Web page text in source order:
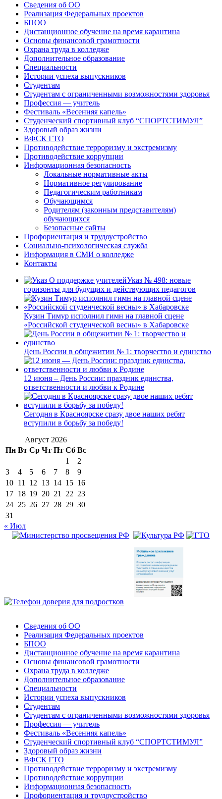
Сведения об ОО
Реализация Федеральных проектов
БПОО
Дистанционное обучение на время карантина
Основы финансовой грамотности
Охрана труда в колледже
Дополнительное образование
Специальности
Истории успеха выпускников
Студентам
Студентам с ограниченными возможностями здоровья
Профессия — учитель
Фестиваль «Весенняя капель»
Студенческий спортивный клуб “СПОРТСТИМУЛ”
Здоровый образ жизни
ВФСК ГТО
Противодействие терроризму и экстремизму
Противодействие коррупции
Информационная безопасность
Локальные нормативные акты
Нормативное регулирование
Педагогическим работникам
Обучающимся
Родителям (законным представителям)
обучающихся
Безопасные сайты
Профориентация и трудоустройство
Социально-психологическая служба
Информация в СМИ о колледже
Контакты
Указ № 498: новые
горизонты для будущих и действующих педагогов
Кузин Тимур исполнил гимн на главной сцене
«Российской студенческой весны» в Хабаровске
День России в общежитии № 1: творчество и единство
12 июня – День России: праздник единства,
ответственности и любви к Родине
Сегодня в Красноярске сразу двое наших ребят
вступили в борьбу за победу!
Август 2026
Пн Вт Ср Чт Пт Сб Вс
1
2
3
4 5 6 7 8
9
10 11 12 13 14 15 16
17 18 19 20 21 22 23
24 25 26 27 28 29 30
31
« Июл
Сведения об ОО
Реализация Федеральных проектов
БПОО
Дистанционное обучение на время карантина
Основы финансовой грамотности
Охрана труда в колледже
Дополнительное образование
Специальности
Истории успеха выпускников
Студентам
Студентам с ограниченными возможностями здоровья
Профессия — учитель
Фестиваль «Весенняя капель»
Студенческий спортивный клуб “СПОРТСТИМУЛ”
Здоровый образ жизни
ВФСК ГТО
Противодействие терроризму и экстремизму
Противодействие коррупции
Информационная безопасность
Профориентация и трудоустройство